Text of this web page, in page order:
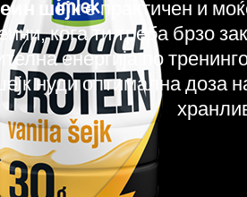
шејке практичен и
кога ти треба брзо
енергија по
нуди оптимална доза